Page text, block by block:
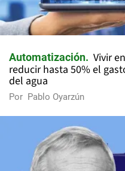
Automatización
Vivir
reducir hasta 50% el
del agua
Por Pablo Oyarzún